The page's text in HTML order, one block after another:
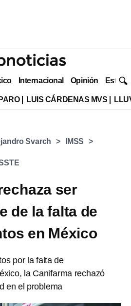
Internacional Opinión Estilo
LUIS CÁRDENAS MVS
Svarch IMSS
ser
de la falta de
en México
por la falta de
la Canifarma rechazó
en el problema